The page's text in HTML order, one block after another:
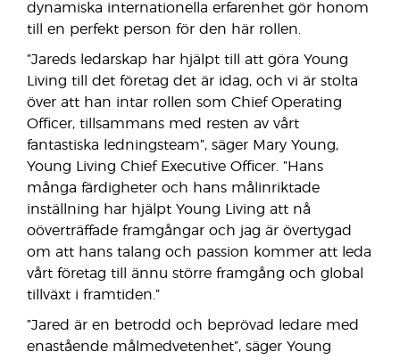
dynamiska internationella erfarenhet gör honom
till en perfekt person för den här rollen.
”Jareds ledarskap har hjälpt till att göra Young
Living till det företag det är idag, och vi är stolta
över att han intar rollen som Chief Operating
Officer, tillsammans med resten av vårt
fantastiska ledningsteam”, säger Mary Young,
Young Living Chief Executive Officer. ”Hans
många färdigheter och hans målinriktade
inställning har hjälpt Young Living att nå
oöverträffade framgångar och jag är övertygad
om att hans talang och passion kommer att leda
vårt företag till ännu större framgång och global
tillväxt i framtiden.”
”Jared är en betrodd och beprövad ledare med
enastående målmedvetenhet”, säger Young